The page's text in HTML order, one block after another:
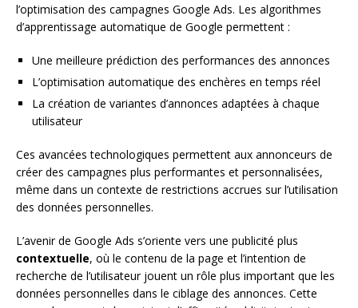
l’optimisation des campagnes Google Ads. Les algorithmes
d’apprentissage automatique de Google permettent :
Une meilleure prédiction des performances des annonces
L’optimisation automatique des enchères en temps réel
La création de variantes d’annonces adaptées à chaque
utilisateur
Ces avancées technologiques permettent aux annonceurs de
créer des campagnes plus performantes et personnalisées,
même dans un contexte de restrictions accrues sur l’utilisation
des données personnelles.
L’avenir de Google Ads s’oriente vers une publicité plus
contextuelle, où le contenu de la page et l’intention de
recherche de l’utilisateur jouent un rôle plus important que les
données personnelles dans le ciblage des annonces. Cette